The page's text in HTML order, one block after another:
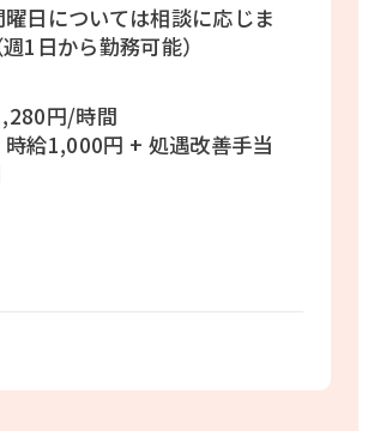
日については相談に応じま
1日から勤務可能）
円/時間
時給1,000円 + 処遇改善手当